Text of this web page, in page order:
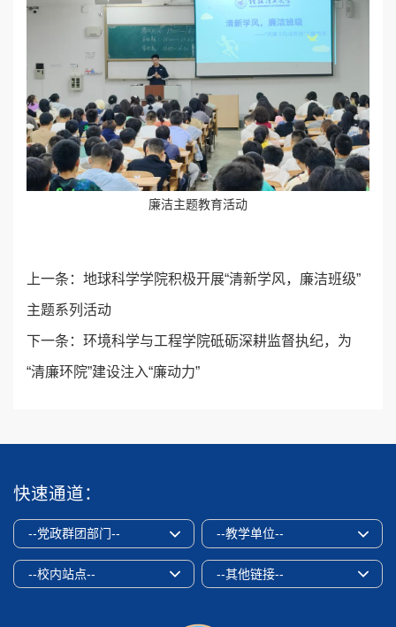
廉洁主题教育活动
上一条： 地球科学学院积极开展“清新学风，廉洁班级”
主题系列活动
下一条： 环境科学与工程学院砥砺深耕监督执纪，为
“清廉环院”建设注入“廉动力”
快速通道：
--党政群团部门-- --教学单位--
--校内站点-- --其他链接--